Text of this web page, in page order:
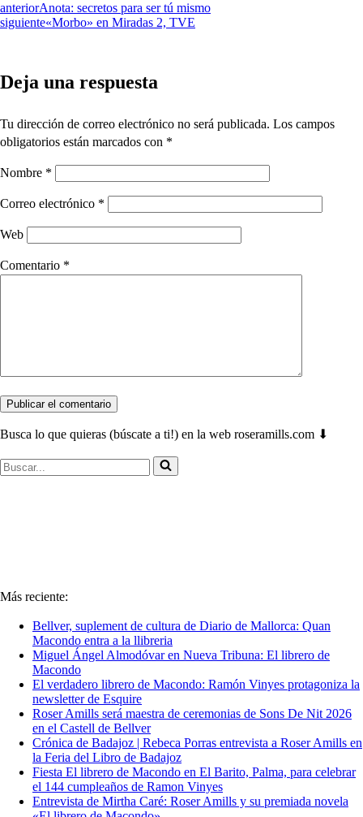
anteriorAnota: secretos para ser tú mismo
siguiente«Morbo» en Miradas 2, TVE
Deja una respuesta
Tu dirección de correo electrónico no será publicada. Los campos
obligatorios están marcados con *
Nombre *
Correo electrónico *
Web
Comentario *
Busca lo que quieras (búscate a ti!) en la web roseramills.com ⬇
Buscar...
Más reciente:
Bellver, suplement de cultura de Diario de Mallorca: Quan
Macondo entra a la llibreria
Miguel Ángel Almodóvar en Nueva Tribuna: El librero de
Macondo
El verdadero librero de Macondo: Ramón Vinyes protagoniza la
newsletter de Esquire
Roser Amills será maestra de ceremonias de Sons De Nit 2026
en el Castell de Bellver
Crónica de Badajoz | Rebeca Porras entrevista a Roser Amills en
la Feria del Libro de Badajoz
Fiesta El librero de Macondo en El Barito, Palma, para celebrar
el 144 cumpleaños de Ramon Vinyes
Entrevista de Mirtha Caré: Roser Amills y su premiada novela